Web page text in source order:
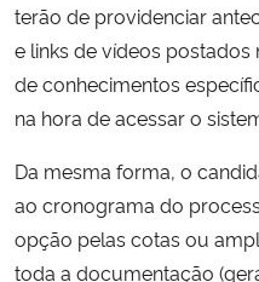
Advocacia-Geral da União
Banco Central do Brasil
Planalto
terão de providenciar
e links de vídeos postados
de conhecimentos
na hora de acessar o
Da mesma forma, o
ao cronograma do
opção pelas cotas ou
toda a documentação